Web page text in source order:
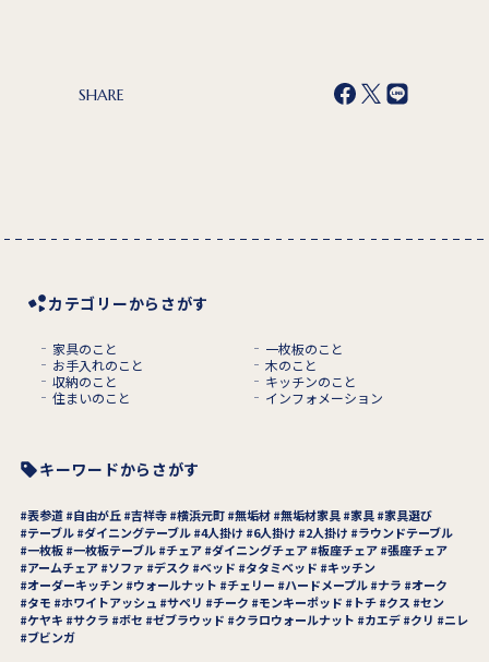
SHARE
カテゴリーからさがす
家具のこと
一枚板のこと
お手入れのこと
木のこと
収納のこと
キッチンのこと
住まいのこと
インフォメーション
キーワードからさがす
表参道 自由が丘 吉祥寺 横浜元町 無垢材 無垢材家具 家具 家具選び
テーブル ダイニングテーブル 4人掛け 6人掛け 2人掛け
ラウンドテーブル
一枚板 一枚板テーブル チェア ダイニングチェア 板座チェア 張座チェア
アームチェア
ソファ デスク ベッド タタミベッド
キッチン
オーダーキッチン
ウォールナット チェリー ハードメープル ナラ
オーク
タモ
ホワイトアッシュ サペリ チーク モンキーポッド トチ クス
セン
ケヤキ
サクラ ボセ ゼブラウッド クラロウォールナット カエデ クリ
ニレ
ブビンガ